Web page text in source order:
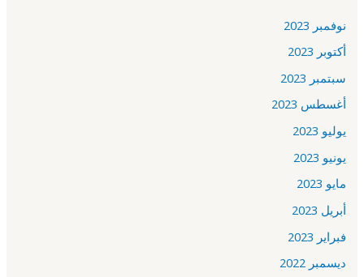
نوفمبر 2023
أكتوبر 2023
سبتمبر 2023
أغسطس 2023
يوليو 2023
يونيو 2023
مايو 2023
أبريل 2023
فبراير 2023
ديسمبر 2022